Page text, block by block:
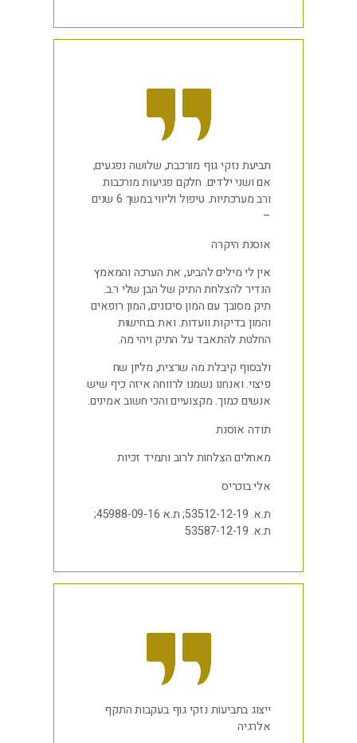
תביעת נזקי גוף מורכבת, שלושה נפגעים,
אם ושני ילדים. חלקם פגיעות מורכבות
ורב מערכתיות. טיפול וליווי במשך 6 שנים
–
אוסנת היקרה
אין לי מילים להביע, את הערכה והמאמץ
הנדיר להצלחת התיק של הבן שלי ר.ב.
תיק מסובך עם המון סיכונים, המון רופאים
והמון בדיקות וועדות. ואת בנחישות
החלטת להתאבד על התיק ויהי מה.
ולבסוף קיבלת מה שרצית, מליון שח
פיצוי. ואנחנו נשמנו לרווחה איזה כיף שיש
אנשים כמוך. מקצועיים והכי חשוב אמינים.
תודה אוסנת
מאחלים הצלחות לרוב ותמיד זכיות
אלי בוכריס
ת.א. 53512-12-19; ת.א 45988-09-16;
ת.א. 53587-12-19
ייצוג בתביעות נזקי גוף בעקבות התקף
אלרגיה